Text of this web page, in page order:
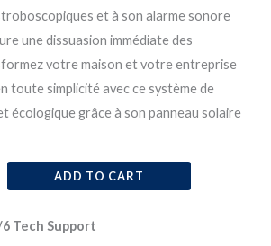
et à son alarme sonore
une dissuasion immédiate des
votre maison et votre entreprise
toute simplicité avec ce système de
écologique grâce à son panneau solaire
ADD TO CART
Tech Support